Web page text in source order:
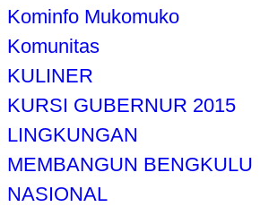
Kominfo Mukomuko
Komunitas
KULINER
KURSI GUBERNUR 2015
LINGKUNGAN
MEMBANGUN BENGKULU
NASIONAL